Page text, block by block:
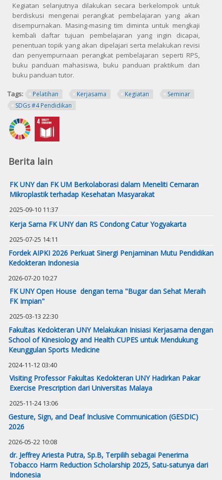
Kegiatan selanjutnya dilakukan secara berkelompok untuk
berdiskusi mengenai perangkat pembelajaran yang akan
disempurnakan. Masing-masing tim diminta untuk mengkaji
kembali daftar tujuan pembelajaran yang ingin dicapai,
penentuan topik yang akan dipelajari serta melakukan revisi
dan penyempurnaan perangkat pembelajaran seperti RPS,
buku panduan mahasiswa, buku panduan praktikum dan
buku panduan tutor.
Tags: Pelatihan Kerjasama Kegiatan
Seminar
SDGs #4 Pendidikan
Berita lain
FK UNY dan FK UM Berkolaborasi dalam Meneliti Cemaran
Mikroplastik terhadap Kesehatan Masyarakat
2025-09-10 11:37
Kerja Sama FK UNY dan RS Condong Catur Yogyakarta
2025-07-25 14:11
Fordek AIPKI 2026 Perkuat Sinergi Penjaminan Mutu Pendidikan
Kedokteran Indonesia
2026-07-20 10:27
FK UNY Open House dengan tema "Bugar dan Sehat Meraih
FK Impian"
2025-03-13 22:30
Fakultas Kedokteran UNY Melakukan Inisiasi Kerjasama dengan
School of Kinesiology and Health CUPES untuk Mendukung
Keunggulan Sports Medicine
2024-11-12 03:40
Visiting Professor Fakultas Kedokteran UNY Hadirkan Pakar
Exercise Prescription dari Universitas Malaya
2025-11-24 13:06
Gesture, Sign, and Deaf Inclusive Communication (GESDIC)
2026
2026-05-22 10:08
dr. Jeffrey Ariesta Putra, Sp.B, Terpilih sebagai Penerima
Tobacco Harm Reduction Scholarship 2025, Satu-satunya dari
Indonesia